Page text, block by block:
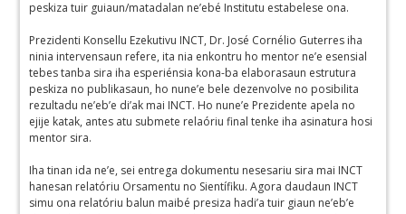
peskiza tuir guiaun/matadalan ne’ebé Institutu estabelese ona.
Prezidenti Konsellu Ezekutivu INCT, Dr. José Cornélio Guterres iha
ninia intervensaun refere, ita nia enkontru ho mentor ne’e esensial
tebes tanba sira iha esperiénsia kona-ba elaborasaun estrutura
peskiza no publikasaun, ho nune’e bele dezenvolve no posibilita
rezultadu ne’eb’e di’ak mai INCT. Ho nune’e Prezidente apela no
ejije katak, antes atu submete relaóriu final tenke iha asinatura hosi
mentor sira.
Iha tinan ida ne’e, sei entrega dokumentu nesesariu sira mai INCT
hanesan relatóriu Orsamentu no Sientífiku. Agora daudaun INCT
simu ona relatóriu balun maibé presiza hadi’a tuir giaun ne’eb’e